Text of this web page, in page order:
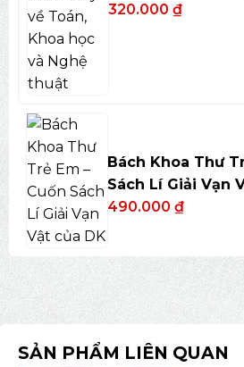
học và Nghệ thuật
320.000 ₫
Bách Khoa Thư
Sách Lí Giải Vạn
490.000 ₫
SẢN PHẨM LIÊN QUAN